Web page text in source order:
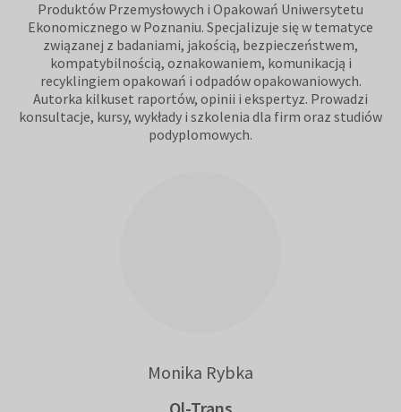
Produktów Przemysłowych i Opakowań Uniwersytetu
Ekonomicznego w Poznaniu. Specjalizuje się w tematyce
związanej z badaniami, jakością, bezpieczeństwem,
kompatybilnością, oznakowaniem, komunikacją i
recyklingiem opakowań i odpadów opakowaniowych.
Autorka kilkuset raportów, opinii i ekspertyz. Prowadzi
konsultacje, kursy, wykłady i szkolenia dla firm oraz studiów
podyplomowych.
Monika Rybka